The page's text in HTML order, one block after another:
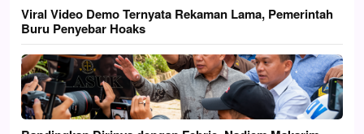
Viral Video Demo Ternyata Rekaman Lama, Pemerintah
Buru Penyebar Hoaks